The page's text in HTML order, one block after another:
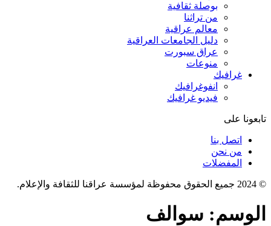
بوصلة ثقافية
من تراثنا
معالم عراقية
دليل الجامعات العراقية
عراق سبورت
منوعات
غرافيك
انفوغرافيك
فيديو غرافيك
تابعونا على
اتصل بنا
من نحن
المفضلات
© 2024 جميع الحقوق محفوظة لمؤسسة عراقنا للثقافة والإعلام.
الوسم: سوالف